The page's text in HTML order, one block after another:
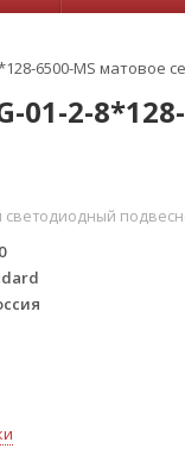
6500-MS матовое
2-